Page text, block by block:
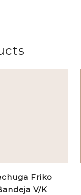
Friko
V/K